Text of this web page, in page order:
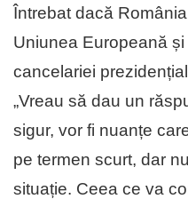
Întrebat dacă
Uniunea Europeană
cancelariei
„Vreau să dau un
sigur, vor fi nuanțe
pe termen scurt, dar
situație. Ceea ce va